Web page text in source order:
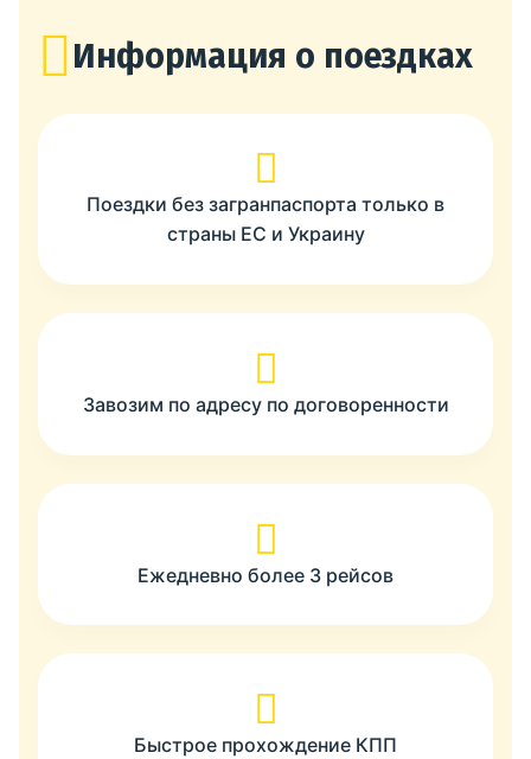
Информация о поездках
Поездки без загранпаспорта только в
страны ЕС и Украину
Завозим по адресу по договоренности
Ежедневно более 3 рейсов
Быстрое прохождение КПП